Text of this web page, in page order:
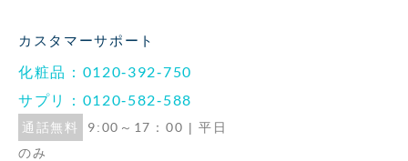
カスタマーサポート
化粧品：0120-392-750
サプリ：0120-582-588
通話無料
9:00～17：00 | 平日
のみ